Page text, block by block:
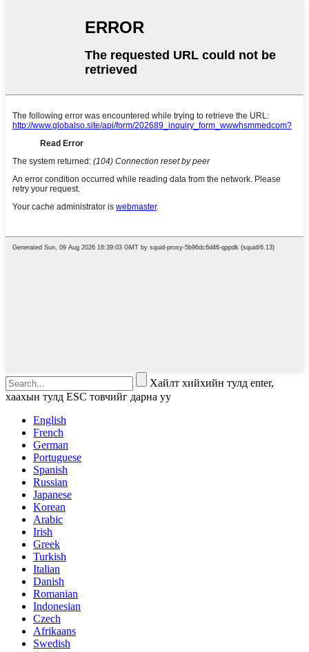
Хайлт хийхийн тулд enter,
хаахын тулд ESC товчийг дарна уу
English
French
German
Portuguese
Spanish
Russian
Japanese
Korean
Arabic
Irish
Greek
Turkish
Italian
Danish
Romanian
Indonesian
Czech
Afrikaans
Swedish